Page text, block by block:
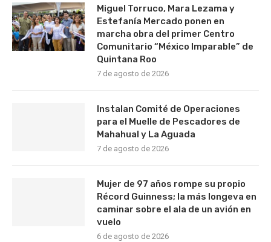
Miguel Torruco, Mara Lezama y
Estefanía Mercado ponen en
marcha obra del primer Centro
Comunitario “México Imparable” de
Quintana Roo
7 de agosto de 2026
Instalan Comité de Operaciones
para el Muelle de Pescadores de
Mahahual y La Aguada
7 de agosto de 2026
Mujer de 97 años rompe su propio
Récord Guinness; la más longeva en
caminar sobre el ala de un avión en
vuelo
6 de agosto de 2026